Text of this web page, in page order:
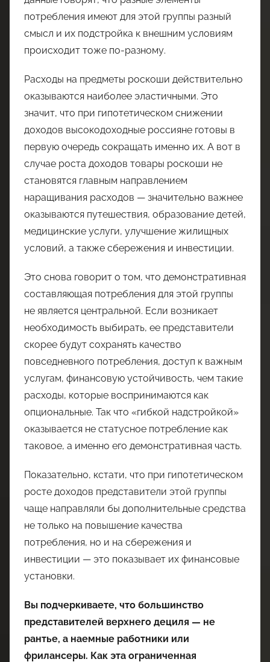
потребления имеют для этой группы разный
смысл и их подстройка к внешним условиям
происходит тоже по-разному.
Расходы на предметы роскоши действительно
оказываются наиболее эластичными. Это
значит, что при гипотетическом снижении
доходов высокодоходные россияне готовы в
первую очередь сокращать именно их. А вот в
случае роста доходов товары роскоши не
становятся главным направлением
наращивания расходов — значительно важнее
оказываются путешествия, образование детей,
медицинские услуги, улучшение жилищных
условий, а также сбережения и инвестиции.
Это снова говорит о том, что демонстративная
составляющая потребления для этой группы
не является центральной. Если возникает
необходимость выбирать, ее представители
скорее будут сохранять качество
повседневного потребления, доступ к важным
услугам, финансовую устойчивость, чем такие
расходы, которые воспринимаются как
опциональные. Так что «гибкой надстройкой»
оказывается не статусное потребление как
таковое, а именно его демонстративная часть.
Показательно, кстати, что при гипотетическом
росте доходов представители этой группы
чаще направляли бы дополнительные средства
не только на повышение качества
потребления, но и на сбережения и
инвестиции — это показывает их финансовые
установки.
Вы подчеркиваете, что большинство
представителей верхнего дециля — не
рантье, а наемные работники или
фрилансеры. Как эта ограниченная